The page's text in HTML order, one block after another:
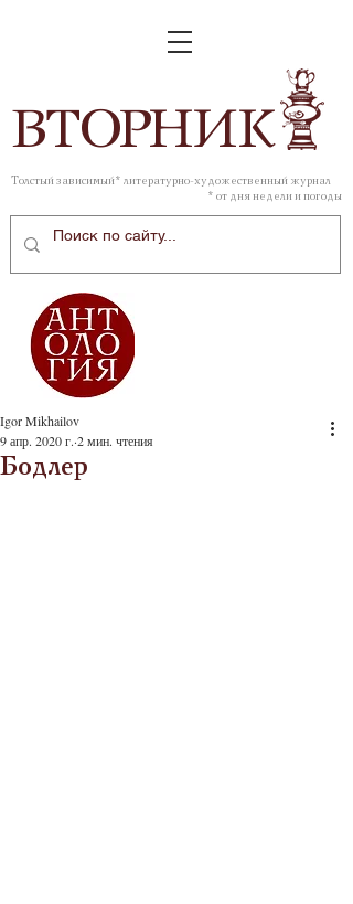
ВТОРНИК
Толстый зависимый* литературно-художественный журнал
* от дня недели и погоды
Бодлер
Igor Mikhailov
9 апр. 2020 г. 2 мин. чтения